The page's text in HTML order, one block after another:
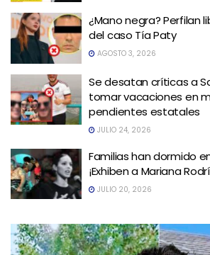
¿Mano negra? Perfilan
del caso Tía Paty
AGOSTO 3, 2026
Se desatan críticas a
tomar vacaciones en
pendientes estatales
JULIO 24, 2026
Familias han dormido
¡Exhiben a Mariana
JULIO 20, 2026